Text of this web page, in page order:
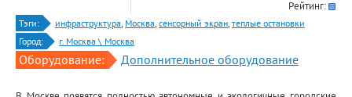
Рейтинг:
Тэги: инфраструктура, Москва, сенсорный экран, теплые остановки
Город:
г. Москва \ Москва
Оборудование: Дополнительное оборудование